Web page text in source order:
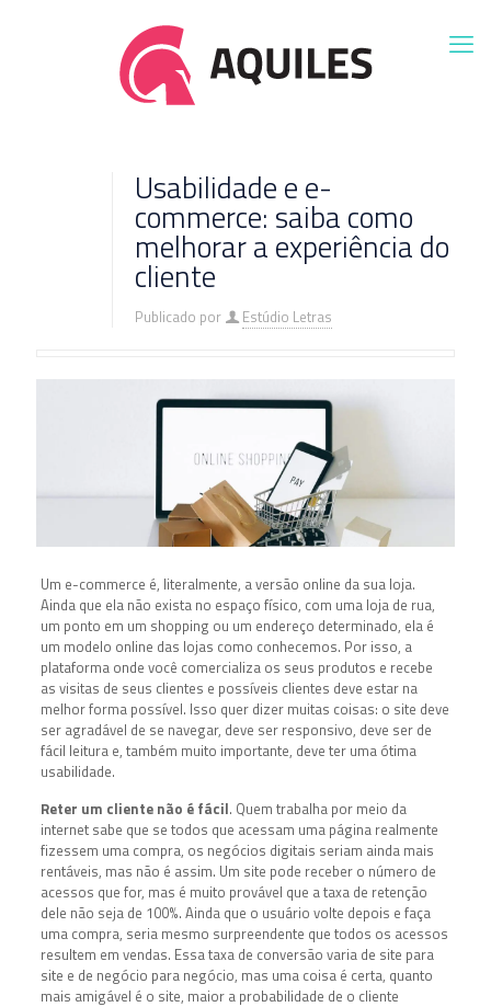
Usabilidade e e-
commerce: saiba como
melhorar a experiência do
cliente
Publicado por Estúdio Letras
Um e-commerce é, literalmente, a versão online da sua loja.
Ainda que ela não exista no espaço físico, com uma loja de rua,
um ponto em um shopping ou um endereço determinado, ela é
um modelo online das lojas como conhecemos. Por isso, a
plataforma onde você comercializa os seus produtos e recebe
as visitas de seus clientes e possíveis clientes deve estar na
melhor forma possível. Isso quer dizer muitas coisas: o site deve
ser agradável de se navegar, deve ser responsivo, deve ser de
fácil leitura e, também muito importante, deve ter uma ótima
usabilidade.
Reter um cliente não é fácil. Quem trabalha por meio da
internet sabe que se todos que acessam uma página realmente
fizessem uma compra, os negócios digitais seriam ainda mais
rentáveis, mas não é assim. Um site pode receber o número de
acessos que for, mas é muito provável que a taxa de retenção
dele não seja de 100%. Ainda que o usuário volte depois e faça
uma compra, seria mesmo surpreendente que todos os acessos
resultem em vendas. Essa taxa de conversão varia de site para
site e de negócio para negócio, mas uma coisa é certa, quanto
mais amigável é o site, maior a probabilidade de o cliente